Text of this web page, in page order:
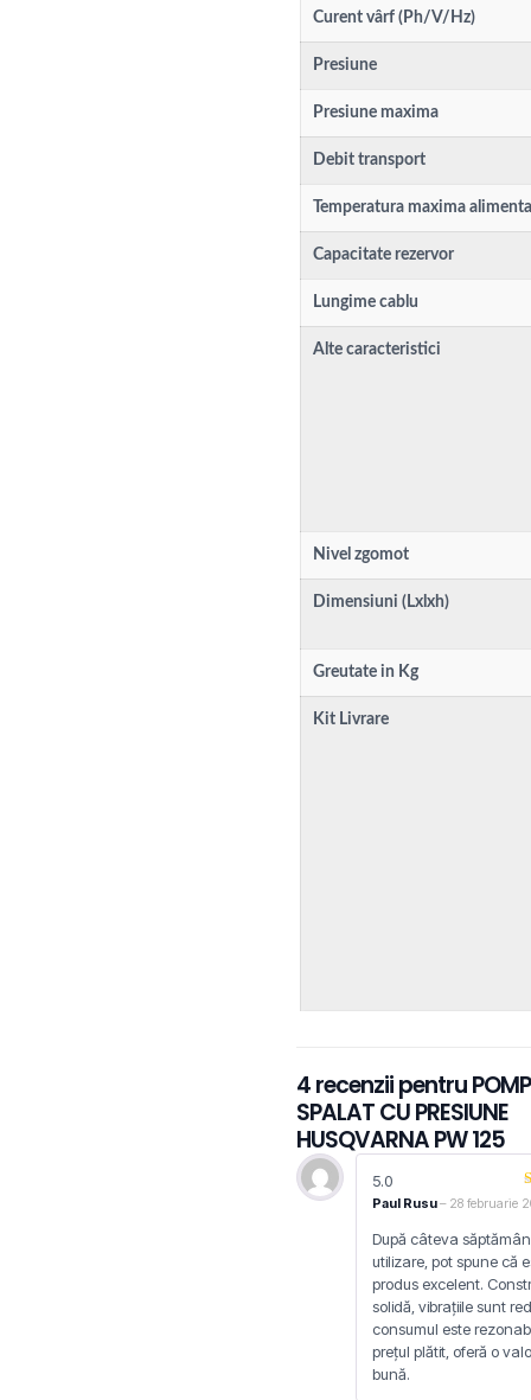
Curent vârf (Ph/V/Hz)
Presiune
Presiune maxima
Debit transport
Temperatura maxima
Capacitate rezervor
Lungime cablu
Alte caracteristici
Nivel zgomot
Dimensiuni (Lxlxh)
Greutate in Kg
Kit Livrare
4 recenzii pentru
SPALAT CU PRESIUNE
HUSQVARNA PW 125
5.0
Paul Rusu– 28 februarie
După câteva
utilizare, pot spune că
produs excelent.
solidă, vibrațiile sunt
consumul este
prețul plătit, oferă o
bună.